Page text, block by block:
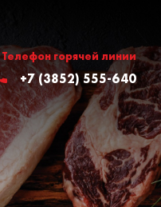
Телефон горячей линии
+7 (3852) 555-640